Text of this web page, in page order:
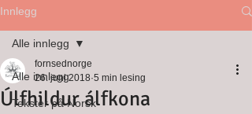
Innlegg
Alle innlegg
Tekster på Norsk
Alle innlegg
Úlfhildur álfkona
fornsednorge
26. juni 2018 5 min lesing